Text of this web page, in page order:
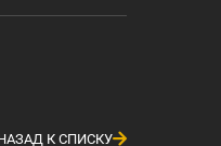
К СПИСКУ